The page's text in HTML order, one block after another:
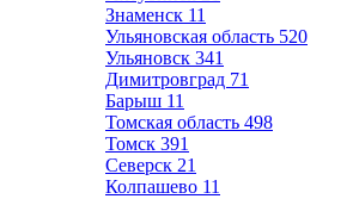
Знаменск 11
Ульяновская область 520
Ульяновск 341
Димитровград 71
Барыш 11
Томская область 498
Томск 391
Северск 21
Колпашево 11